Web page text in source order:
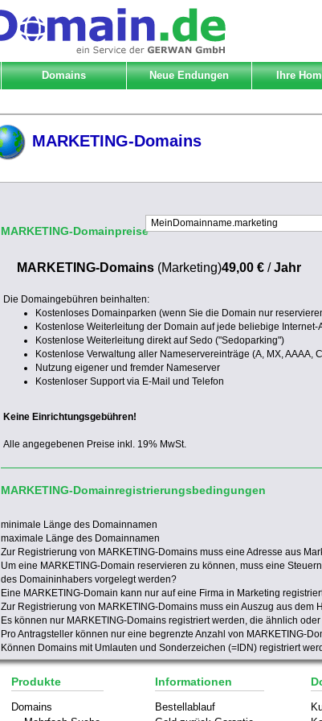
Domains Neue Endungen Ihre
MARKETING-Domains
MARKETING-Domainpreise
MARKETING-Domains (Marketing)49,00 € /Jahr
Die Domaingebühren beinhalten:
Kostenloses Domainparken (wenn Sie die Domain nur
Kostenlose Weiterleitung der Domain auf jede beliebige Internet-
Kostenlose Weiterleitung direkt auf Sedo ("Sedoparking")
Kostenlose Verwaltung aller Nameservereinträge (A, MX, AAAA,
Nutzung eigener und fremder Nameserver
Kostenloser Support via E-Mail und Telefon
Keine Einrichtungsgebühren!
Alle angegebenen Preise inkl. 19% MwSt.
MARKETING-Domainregistrierungsbedingungen
minimale Länge des Domainnamen
maximale Länge des Domainnamen
Zur Registrierung von MARKETING-Domains muss eine Adresse aus
Um eine MARKETING-Domain reservieren zu können, muss eine
des Domaininhabers vorgelegt werden?
Eine MARKETING-Domain kann nur auf eine Firma in Marketing
Zur Registrierung von MARKETING-Domains muss ein Auszug aus dem
Es können nur MARKETING-Domains registriert werden, die ähnlich
Pro Antragsteller können nur eine begrenzte Anzahl von MARKETING-
Können Domains mit Umlauten und Sonderzeichen (=IDN) registriert
Produkte
Domains
Informationen
Bestellablauf